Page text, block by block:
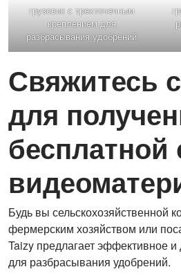
грузовик с трехточечным
креплением для
разбрасывания удобрений
Свяжитесь
для
Будь вы сельскохозяйственной
фермерским хозяйством или
Taizy предлагает эффективное и
для разбрасывания удобрений.